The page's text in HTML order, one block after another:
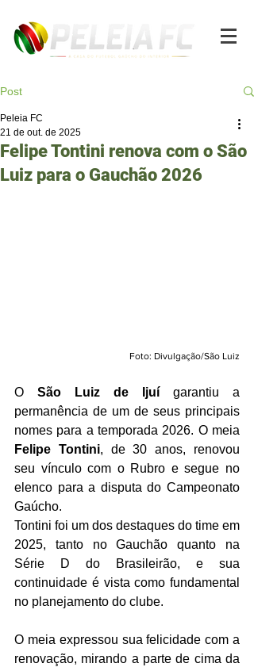
Post
Felipe Tontini renova com o São
Luiz para o Gauchão 2026
Peleia FC
21 de out. de 2025
Foto: Divulgação/São Luiz
O São Luiz de Ijuí garantiu a
permanência de um de seus principais
Felipe Tontini, de 30 anos, renovou
seu vínculo com o Rubro e segue no
elenco para a disputa do Campeonato
Gaúcho.
Tontini foi um dos destaques do time em
2025, tanto no Gauchão quanto na
Série D do Brasileirão, e sua
continuidade é vista como fundamental
no planejamento do clube.
O meia expressou sua felicidade com a
renovação, mirando a parte de cima da